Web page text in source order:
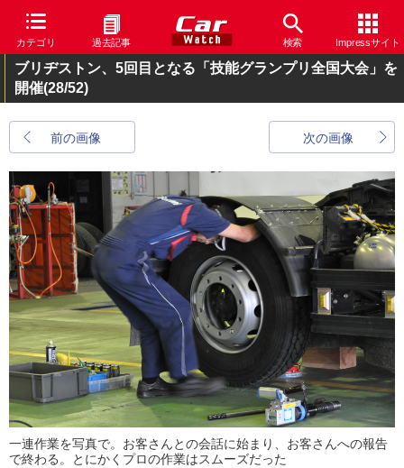
カテゴリ 過去記事 検索 Impressサイト
ブリヂストン、5回目となる「技能グランプリ全国大会」を
開催(28/52)
前の画像 次の画像
一連作業を写真で。お客さんとの会話に始まり、お客さんへの報告
で終わる。とにかくプロの作業はスムーズだった